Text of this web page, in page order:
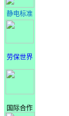
静电标准
劳保世界
国际合作